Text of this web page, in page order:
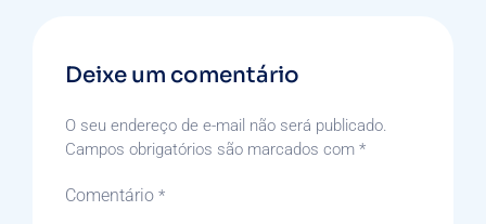
Deixe um comentário
O seu endereço de e-mail não será publicado.
Campos obrigatórios são marcados com *
Comentário *